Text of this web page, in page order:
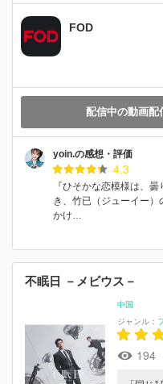
FOD
配信中の動画配
yoin.の感想・評価
4.3
『ひそかな恋模様は、
き、竹已（ジューイー
かけ…
不眠日 －メビウス－
中国
ジャンル：
194